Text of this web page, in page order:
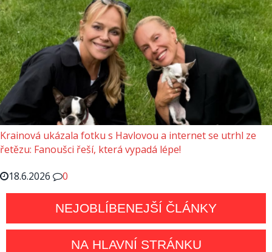
Krainová ukázala fotku s Havlovou a internet se utrhl ze
řetězu: Fanoušci řeší, která vypadá lépe!
18.6.2026
0
NEJOBLÍBENEJŠÍ ČLÁNKY
NA HLAVNÍ STRÁNKU